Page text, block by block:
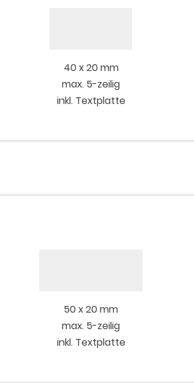
40 x 20 mm
max. 5-zeilig
inkl. Textplatte
50 x 20 mm
max. 5-zeilig
inkl. Textplatte